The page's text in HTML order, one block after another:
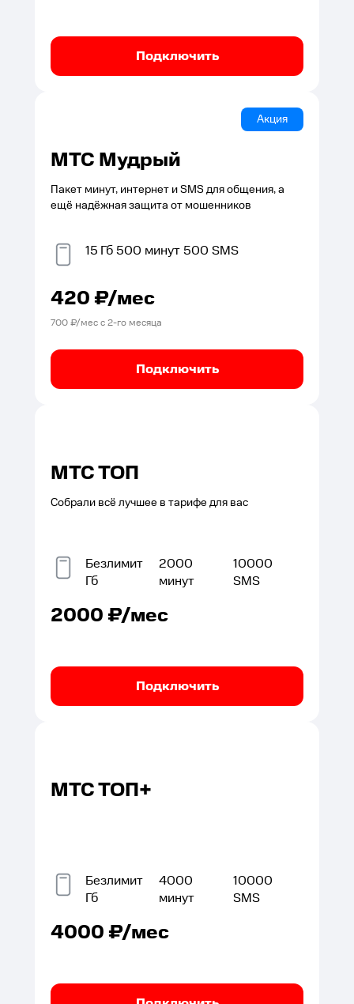
Подключить
Акция
МТС Мудрый
Пакет минут, интернет и SMS для общения, а
ещё надёжная защита от мошенников
15 Гб500 минут500 SMS
420₽/мес
700₽/мес с2-го месяца
Подключить
МТС ТОП
Собрали всё лучшее в тарифе для вас
Безлимит
Гб
2000
минут
10000
SMS
2000₽/мес
Подключить
МТС ТОП+
Безлимит
Гб
4000
минут
10000
SMS
4000₽/мес